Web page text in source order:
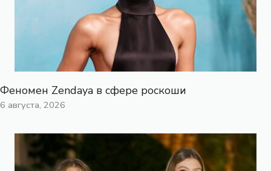
Феномен Zendaya в сфере роскоши
6 августа, 2026